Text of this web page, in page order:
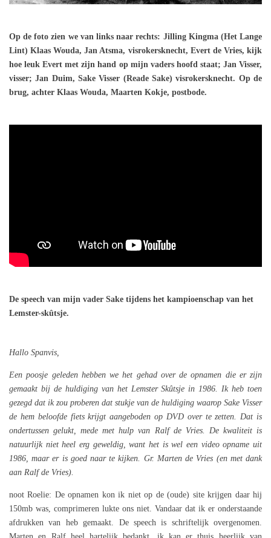
Op de foto zien we van links naar rechts: Jilling Kingma (Het Lange
Lint) Klaas Wouda, Jan Atsma, visrokersknecht, Evert de Vries, kijk
hoe leuk Evert met zijn hand op mijn vaders hoofd staat; Jan Visser,
visser; Jan Duim, Sake Visser (Reade Sake) visrokersknecht. Op de
brug, achter Klaas Wouda, Maarten Kokje, postbode.
De speech van mijn vader Sake tijdens het kampioenschap van het
Lemster-skûtsje.
Hallo Spanvis,
Een poosje geleden hebben we het gehad over de opnamen die er zijn
gemaakt bij de huldiging van het Lemster Skûtsje in 1986. Ik heb toen
gezegd dat ik zou proberen dat stukje van de huldiging waarop Sake Visser
de hem beloofde fiets krijgt aangeboden op DVD over te zetten. Dat is
ondertussen gelukt, mede met hulp van Ralf de Vries. De kwaliteit is
natuurlijk niet heel erg geweldig, want het is wel een video opname uit
1986, maar er is goed naar te kijken. Gr. Marten de Vries (en met dank
aan Ralf de Vries).
noot Roelie: De opnamen kon ik niet op de (oude) site krijgen daar hij
150mb was, comprimeren lukte ons niet. Vandaar dat ik er onderstaande
afdrukken van heb gemaakt. De speech is schriftelijk overgenomen.